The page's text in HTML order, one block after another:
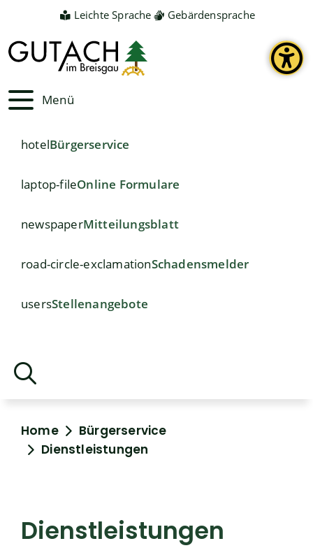
Leichte Sprache Gebärdensprache
Menü
hotelBürgerservice
laptop-fileOnline Formulare
newspaperMitteilungsblatt
road-circle-exclamationSchadensmelder
usersStellenangebote
Home
Bürgerservice
Dienstleistungen
Dienstleistungen